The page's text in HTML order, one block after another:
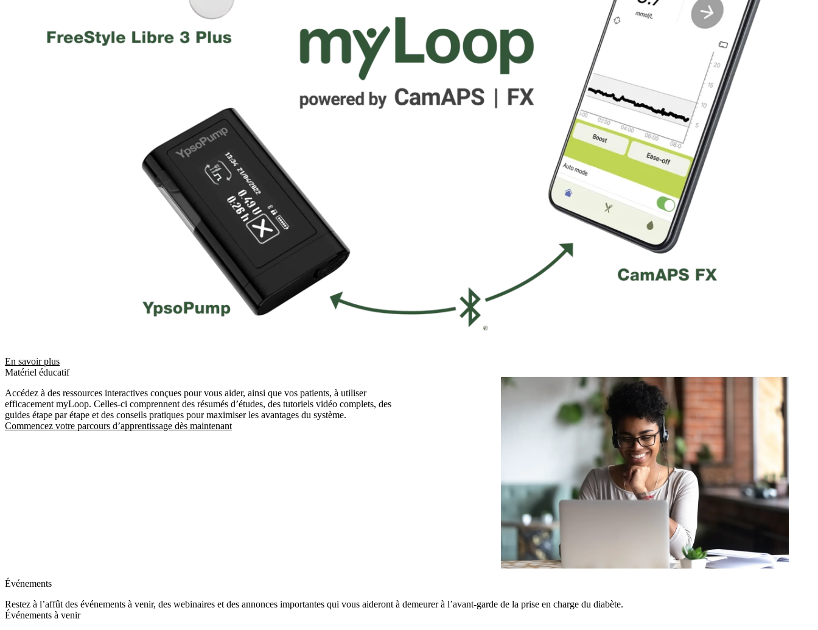
En savoir plus
Matériel éducatif
Accédez à des ressources interactives conçues pour vous aider, ainsi que vos patients, à utiliser
efficacement myLoop. Celles-ci comprennent des résumés d’études, des tutoriels vidéo complets, des
guides étape par étape et des conseils pratiques pour maximiser les avantages du système.
Commencez votre parcours d’apprentissage dès maintenant
Événements
Restez à l’affût des événements à venir, des webinaires et des annonces importantes qui vous aideront à demeurer à l’avant-garde de la prise en charge du diabète.
Événements à venir